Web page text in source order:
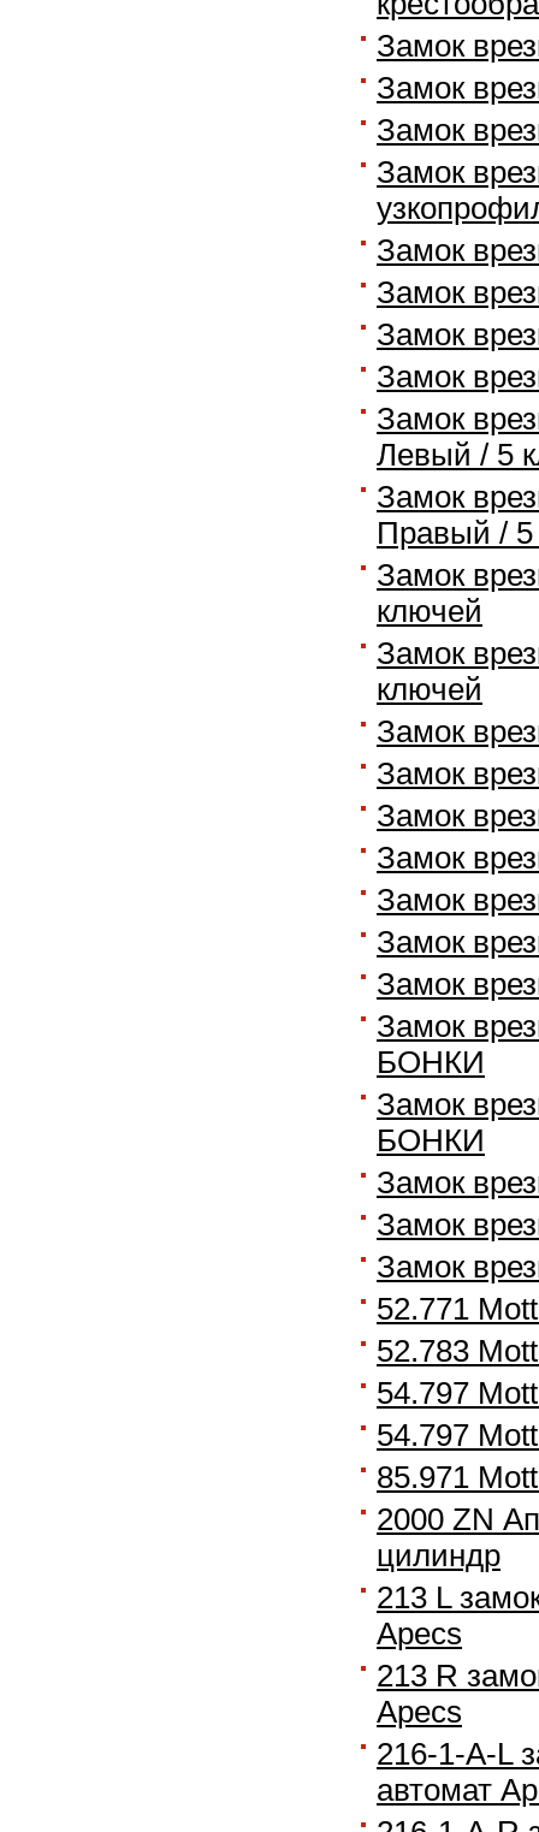
Замок
Замок
Замок
Замок
Замок
Замок
Замок
Замок
Замок
Левый / 5
Замок
Правый /
Замок
ключей
Замок
ключей
Замок
Замок
Замок
Замок
Замок
Замок
Замок
Замок
БОНКИ
Замок
БОНКИ
Замок
Замок
Замок
52.771
52.783
54.797
54.797
85.971
2000 ZN
цилиндр
213 L
Apecs
213 R
Apecs
216-1-А-L
автомат